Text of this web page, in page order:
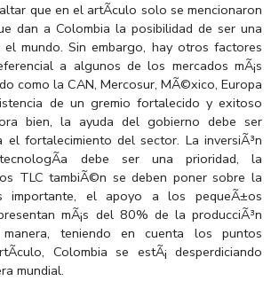
que en el artÃ­culo solo se mencionaron
dan a Colombia la posibilidad de ser una
mundo. Sin embargo, hay otros factores
a algunos de los mercados mÃ¡s
como la CAN, Mercosur, MÃ©xico, Europa
de un gremio fortalecido y exitoso
bien, la ayuda del gobierno debe ser
el fortalecimiento del sector. La inversiÃ³n
debe ser una prioridad, la
TLC tambiÃ©n se deben poner sobre la
importante, el apoyo a los pequeÃ±os
mÃ¡s del 80% de la producciÃ³n
teniendo en cuenta los puntos
Colombia se estÃ¡ desperdiciando
mundial.